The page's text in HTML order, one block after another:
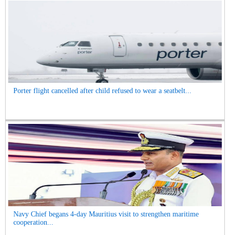
Porter flight cancelled after child refused to wear a seatbelt...
Navy Chief begans 4-day Mauritius visit to strengthen maritime
cooperation...